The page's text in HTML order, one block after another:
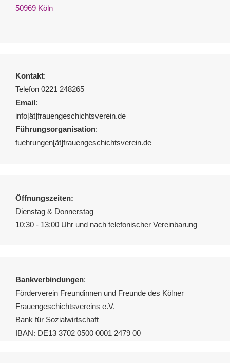
50969 Köln
Kontakt:
Telefon 0221 248265
Email:
info[ät]frauengeschichtsverein.de
Führungsorganisation:
fuehrungen[ät]frauengeschichtsverein.de
Öffnungszeiten:
Dienstag & Donnerstag
10:30 - 13:00 Uhr und nach telefonischer Vereinbarung
Bankverbindungen:
Förderverein Freundinnen und Freunde des Kölner
Frauengeschichtsvereins e.V.
Bank für Sozialwirtschaft
IBAN: DE13 3702 0500 0001 2479 00